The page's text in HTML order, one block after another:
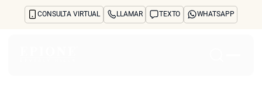
CONSULTA VIRTUAL LLAMAR TEXTO WHATSAPP